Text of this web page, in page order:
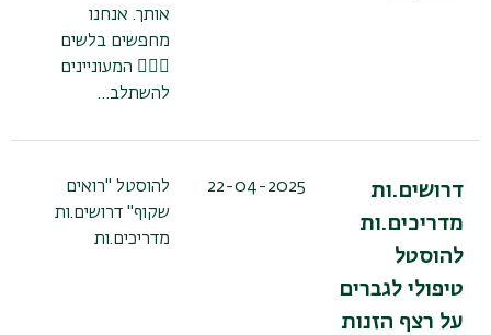
אותך. אנחנו
מחפשים בלשים
🕵🏽‍♂ המעוניינים
להשתלב…
דרושים.ות
מדריכים.ות
להוסטל
טיפולי לגברים
על רצף הזנות
22-04-2025
להוסטל "רואים
שקוף" דרושים.ות
מדריכים.ות